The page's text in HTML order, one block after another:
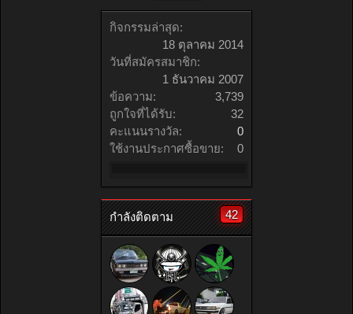
กิจกรรมล่าสุด:
18 ตุลาคม 2014
วันที่สมัครสมาชิก:
1 ธันวาคม 2007
ข้อความ:
3,739
ถูกใจที่ได้รับ:
32
คะแนนรางวัล:
0
ใช้งานประกาศซื้อขาย:
0
กำลังติดตาม 42